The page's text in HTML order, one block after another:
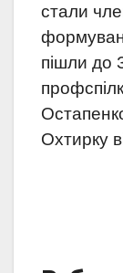
стали
пішли до
Охтирку